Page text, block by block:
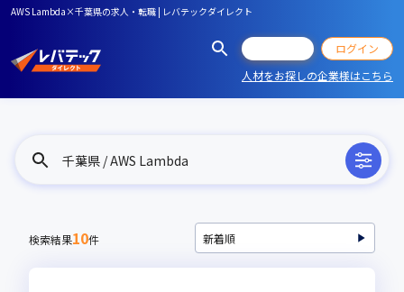
AWS Lambda×千葉県の求人・転職 | レバテックダイレクト
ログイン
人材をお探しの企業様はこちら
千葉県 / AWS Lambda
検索結果10件